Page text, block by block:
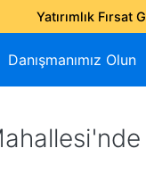
Yatırımlık Fırsat
Danışmanımız Olun